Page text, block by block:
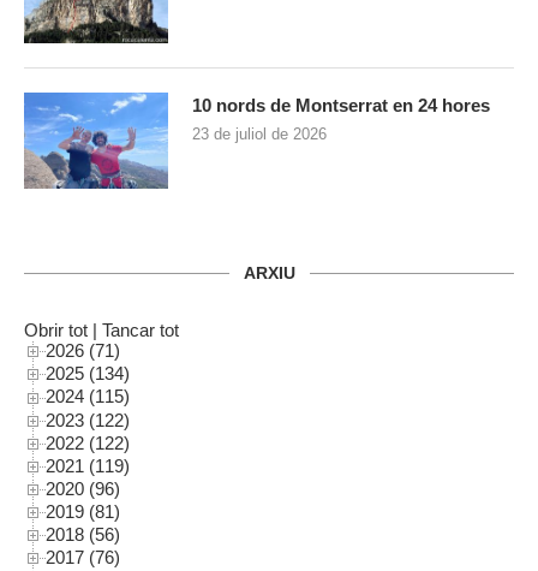
10 nords de Montserrat en 24 hores
23 de juliol de 2026
ARXIU
Obrir tot | Tancar tot
2026 (71)
2025 (134)
2024 (115)
2023 (122)
2022 (122)
2021 (119)
2020 (96)
2019 (81)
2018 (56)
2017 (76)